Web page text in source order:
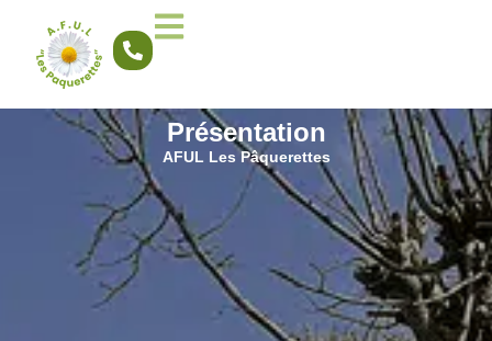
Présentation
AFUL Les Pâquerettes